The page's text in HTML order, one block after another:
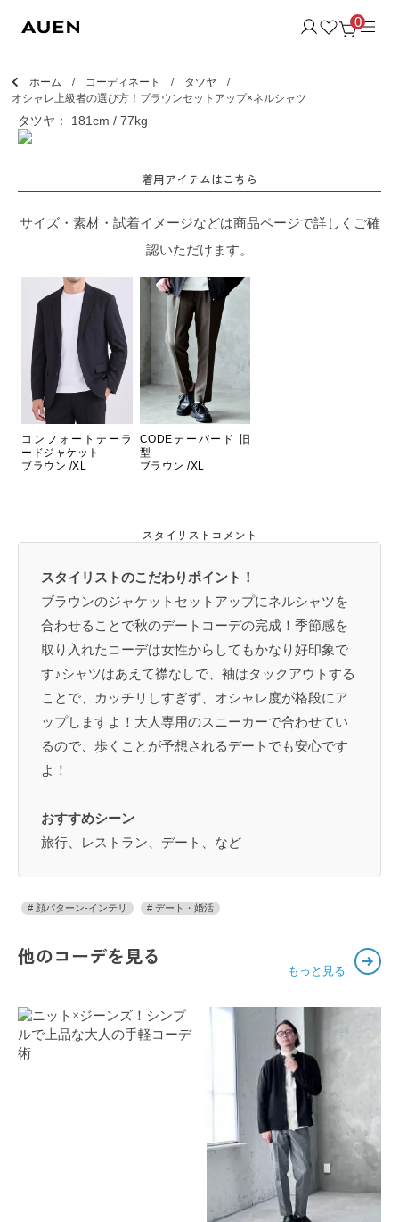
0
ホーム コーディネート
タツヤ
オシャレ上級者の選び方！ブラウンセットアップ×ネルシャツ
タツヤ： 181cm / 77kg
着用アイテムはこちら
サイズ・素材・試着イメージなどは商品ページで詳しくご確
認いただけます。
コンフォートテーラ
ードジャケット
ブラウン /XL
CODEテーパード 旧
型
ブラウン /XL
スタイリストコメント
スタイリストのこだわりポイント！
ブラウンのジャケットセットアップにネルシャツを
合わせることで秋のデートコーデの完成！季節感を
取り入れたコーデは女性からしてもかなり好印象で
す♪シャツはあえて襟なしで、袖はタックアウトする
ことで、カッチリしすぎず、オシャレ度が格段にア
ップしますよ！大人専用のスニーカーで合わせてい
るので、歩くことが予想されるデートでも安心です
よ！
おすすめシーン
旅行、レストラン、デート、など
顔パターン-インテリ デート・婚活
他のコーデを見る
もっと見る